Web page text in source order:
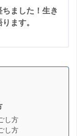
ました！生き
ます。
し方
し方